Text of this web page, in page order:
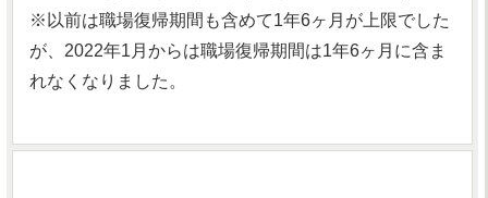
※以前は職場復帰期間も含めて1年6ヶ月が上限でした
が、2022年1月からは職場復帰期間は1年6ヶ月に含ま
れなくなりました。